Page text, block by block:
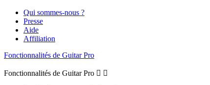
Qui sommes-nous ?
Presse
Aide
Affiliation
Fonctionnalités de Guitar Pro
Fonctionnalités de Guitar Pro  